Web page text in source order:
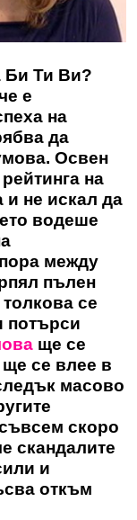
Би Ти Ви?
е
на
да
. Освен
на
и не искал да
водеше
между
пълен
се
потърси
ще се
се влее в
масово
скоро
скандалите
и
откъм